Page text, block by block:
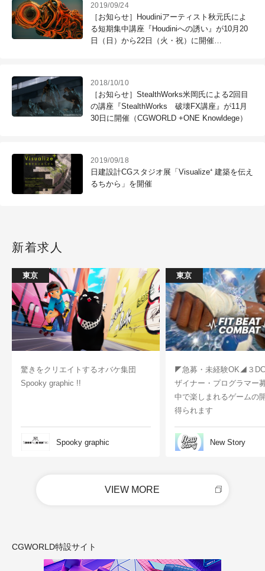
2019/09/24
［お知らせ］Houdiniアーティスト秋元氏によ
る短期集中講座『Houdiniへの誘い』が10月20
日（日）から22日（火・祝）に開催
2018/10/10
［お知らせ］StealthWorks米岡氏による2回目
の講座『StealthWorks 破壊FX講座』が11月
30日に開催（CGWORLD +ONE Knowldege）
2019/09/18
日建設計CGスタジオ展「Visualize⁺ 建築を伝え
るちから」を開催
新着求人
東京
驚きをクリエイトするオバケ集団
Spooky graphic !!
Spooky graphic
東京
◤急募・未経験OK◢３
ザイナー・プログラマー
中で楽しまれるゲームの
得られます
New Story
VIEW MORE
CGWORLD特設サイト